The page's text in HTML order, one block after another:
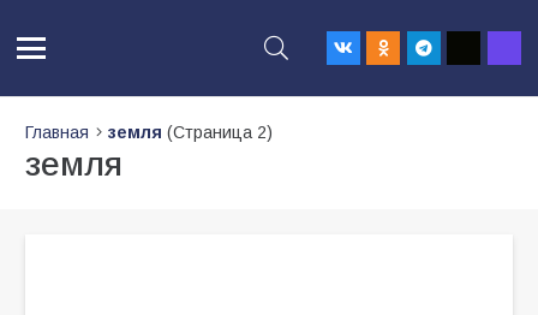
Главная земля (Страница 2)
земля